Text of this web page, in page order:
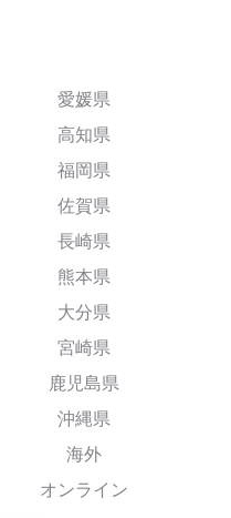
愛媛県
高知県
福岡県
佐賀県
長崎県
熊本県
大分県
宮崎県
鹿児島県
沖縄県
海外
オンライン